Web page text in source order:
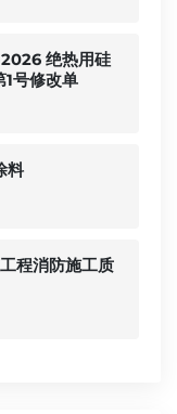
绝热用硅
号修改单
料
程消防施工质